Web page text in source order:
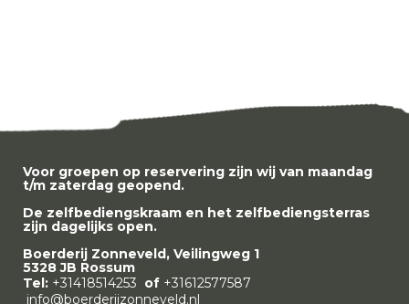
Voor groepen op reservering zijn wij van maandag
t/m zaterdag geopend.
De zelfbediengskraam en het zelfbediengsterras
zijn dagelijks open.
Boerderij Zonneveld, Veilingweg 1
5328 JB Rossum
Tel: +31418514253 of +31612577587
info@boerderijzonneveld.nl